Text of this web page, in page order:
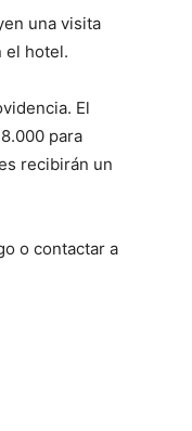
una visita
el hotel.
El
para
recibirán un
o contactar a